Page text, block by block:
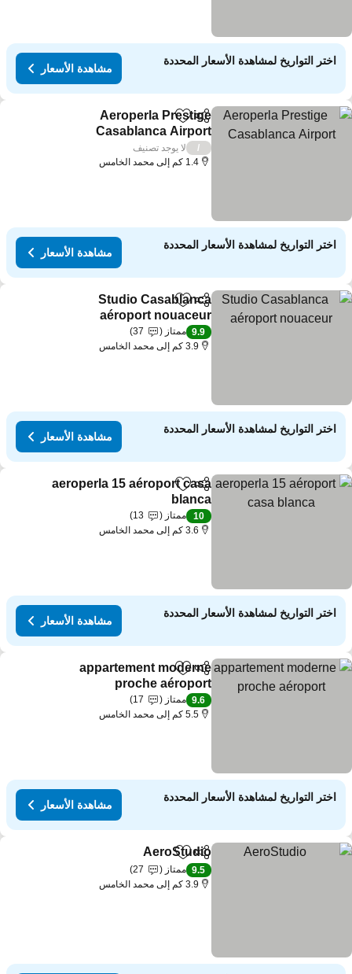
اختر التواريخ لمشاهدة الأسعار المحددة
مشاهدة الأسعار
مشاركةAdd to favorites
Aeroperla Prestige
Casablanca Airport
لا يوجد تصنيف
1.4 كم إلى محمد الخامس
اختر التواريخ لمشاهدة الأسعار المحددة
مشاهدة الأسعار
مشاركةAdd to favorites
Studio Casablanca
aéroport nouaceur
9.9 ممتاز
37
3.9 كم إلى محمد الخامس
اختر التواريخ لمشاهدة الأسعار المحددة
مشاهدة الأسعار
مشاركةAdd to favorites
aeroperla 15 aéroport casa
blanca
10 ممتاز
13
3.6 كم إلى محمد الخامس
اختر التواريخ لمشاهدة الأسعار المحددة
مشاهدة الأسعار
مشاركةAdd to favorites
appartement moderne
proche aéroport
9.6 ممتاز
17
5.5 كم إلى محمد الخامس
اختر التواريخ لمشاهدة الأسعار المحددة
مشاهدة الأسعار
مشاركةAdd to favorites
AeroStudio
9.5 ممتاز
27
3.9 كم إلى محمد الخامس